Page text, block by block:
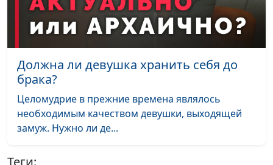
качество
Иван Соклаков,
психолог
Как нам мешают
ограничивающие
убеждения
Иван Соклаков,
Если с супругом стало
скучно
Юлия Синицына,
Иван Соклаков,
Мастурбация —
Должна ли девушка хранить себя до
брака?
Целомудрие в прежние времена являлось
необходимым качеством девушки, выходящей
замуж. Нужно ли де...